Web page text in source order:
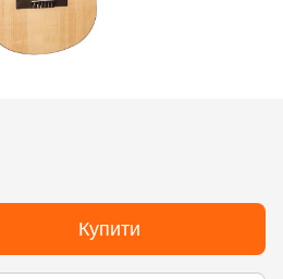
Купити